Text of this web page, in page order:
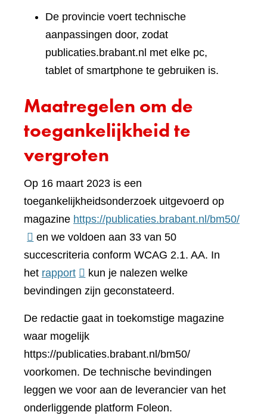
De provincie voert technische
aanpassingen door, zodat
publicaties.brabant.nl met elke pc,
tablet of smartphone te gebruiken is.
Maatregelen om de
toegankelijkheid te
vergroten
Op 16 maart 2023 is een
toegankelijkheidsonderzoek uitgevoerd op
magazine https://publicaties.brabant.nl/bm50/
en we voldoen aan 33 van 50
succescriteria conform WCAG 2.1. AA. In
het rapport(verwijst
naar
andere
website)
kun je nalezen welke
bevindingen zijn geconstateerd.
De redactie gaat in toekomstige magazine
waar mogelijk
https://publicaties.brabant.nl/bm50/
voorkomen. De technische bevindingen
leggen we voor aan de leverancier van het
onderliggende platform Foleon.